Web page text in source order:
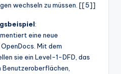
wechseln zu müssen. [[5]]
:
eine neue
Mit dem
sie ein Level-1-DFD, das